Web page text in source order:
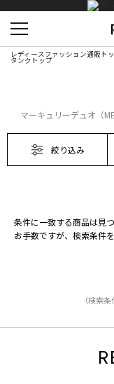
レディースファッション通販ト
タンクトップ
マーキュリーデュオ（
絞り込み
条件に一致する商品は見
お手数ですが、検索条件
（検索